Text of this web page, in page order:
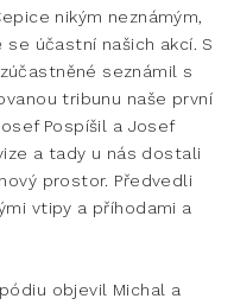
nikým neznámým,
účastní našich akcí. S
seznámil s
tribunu naše první
Pospíšil a Josef
a tady u nás dostali
prostor. Předvedli
vtipy a příhodami a
objevil Michal a